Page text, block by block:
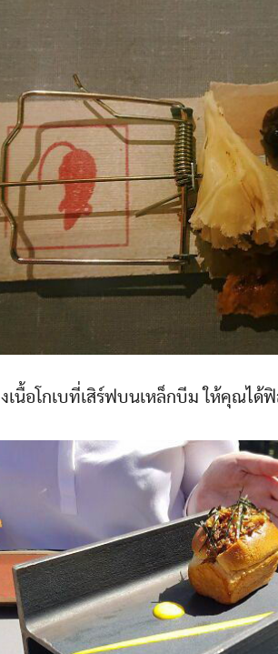
เนื้อโกเบที่เสิร์ฟบนเหล็กบีม ให้คุณได้